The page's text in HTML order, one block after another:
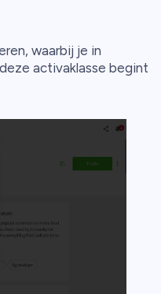
waarbij je in
activaklasse begint